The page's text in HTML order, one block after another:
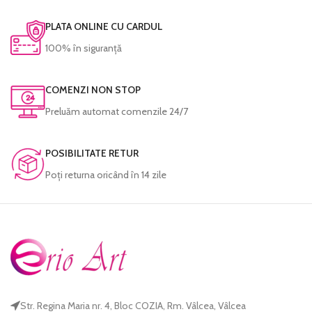
Fiecare tablou este prelucrat manual și
verificat cu atenție înainte de a fi
expediat.
Fiecare tablou este prelucrat manual și
PLATA ONLINE CU CARDUL
100% în siguranță
COMENZI NON STOP
Preluăm automat comenzile 24/7
POSIBILITATE RETUR
Poţi returna oricând în 14 zile
Str. Regina Maria nr. 4, Bloc COZIA, Rm. Vâlcea, Vâlcea